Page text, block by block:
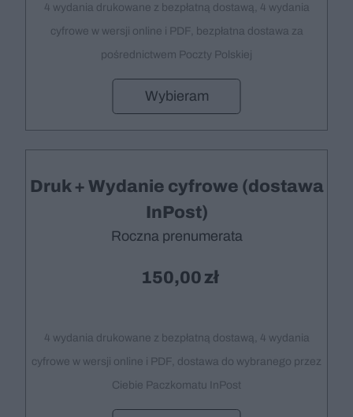
4 wydania drukowane z bezpłatną dostawą, 4 wydania
cyfrowe w wersji online i PDF, bezpłatna dostawa za
pośrednictwem Poczty Polskiej
Wybieram
Druk + Wydanie cyfrowe (dostawa
InPost)
Roczna prenumerata
150,00
4 wydania drukowane z bezpłatną dostawą, 4 wydania
cyfrowe w wersji online i PDF, dostawa do wybranego przez
Ciebie Paczkomatu InPost